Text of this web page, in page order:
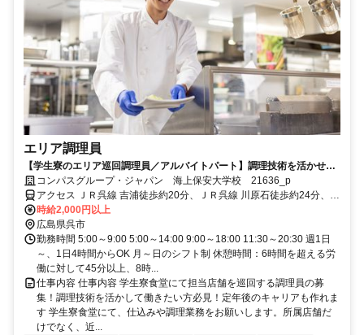
エリア調理員
【学生寮のエリア巡回調理員／アルバイトパート】調理技術を活かせる
環境♪定年後も勤務可能！
コンパスグループ・ジャパン 海上保安大学校 21636_p
アクセス ＪＲ呉線 吉浦徒歩約20分、ＪＲ呉線 川原石徒歩約24分、Ｊ
Ｒ呉線 かるが浜徒歩約33分
時給2,000円以上
広島県呉市
勤務時間 5:00～9:00 5:00～14:00 9:00～18:00 11:30～20:30 週1日
～、1日4時間からOK 月～日のシフト制 休憩時間：6時間を超える労
働に対して45分以上、8時...
仕事内容 仕事内容 学生寮食堂にて担当店舗を巡回する調理員の募
集！調理技術を活かして働きたい方必見！定年後のキャリアも作れま
す 学生寮食堂にて、仕込みや調理業務をお願いします。所属店舗だ
けでなく、近...